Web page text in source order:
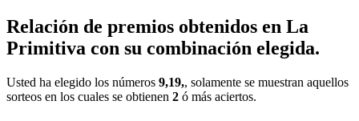
Relación de premios obtenidos en La
Primitiva con su combinación elegida.
Usted ha elegido los números 9,19,, solamente se muestran aquellos
sorteos en los cuales se obtienen 2 ó más aciertos.